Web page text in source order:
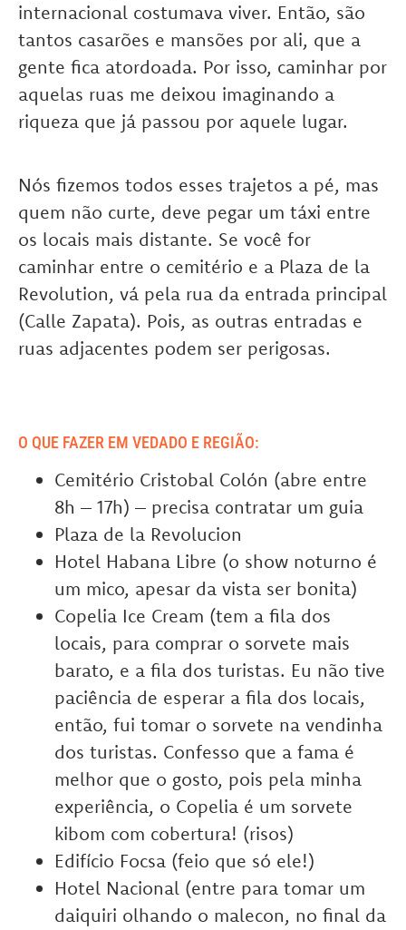
internacional costumava viver. Então, são
tantos casarões e mansões por ali, que a
gente fica atordoada. Por isso, caminhar por
aquelas ruas me deixou imaginando a
riqueza que já passou por aquele lugar.
Nós fizemos todos esses trajetos a pé, mas
quem não curte, deve pegar um táxi entre
os locais mais distante. Se você for
caminhar entre o cemitério e a Plaza de la
Revolution, vá pela rua da entrada principal
(Calle Zapata). Pois, as outras entradas e
ruas adjacentes podem ser perigosas.
O QUE FAZER EM VEDADO E REGIÃO:
Cemitério Cristobal Colón (abre entre
8h – 17h) – precisa contratar um guia
Plaza de la Revolucion
Hotel Habana Libre (o show noturno é
um mico, apesar da vista ser bonita)
Copelia Ice Cream (tem a fila dos
locais, para comprar o sorvete mais
barato, e a fila dos turistas. Eu não tive
paciência de esperar a fila dos locais,
então, fui tomar o sorvete na vendinha
dos turistas. Confesso que a fama é
melhor que o gosto, pois pela minha
experiência, o Copelia é um sorvete
kibom com cobertura! (risos)
Edifício Focsa (feio que só ele!)
Hotel Nacional (entre para tomar um
daiquiri olhando o malecon, no final da